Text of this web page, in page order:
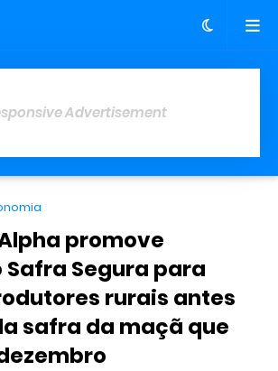
Advertisement
promove
Safra Segura para
rurais antes
safra da maçã que